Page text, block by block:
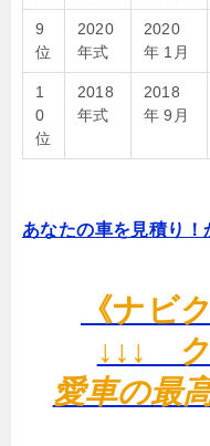
9
位
2020
年式
2020
年 1月
1
0
位
2018
年式
2018
年 9月
あなたの車を見積り！
《ナビ
↓↓↓
愛車の最